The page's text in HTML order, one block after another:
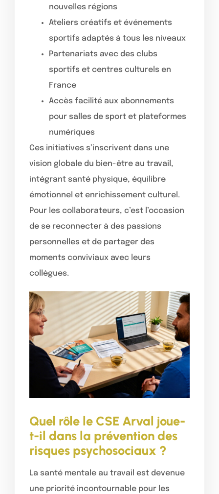
nouvelles régions
Ateliers créatifs et événements
sportifs adaptés à tous les niveaux
Partenariats avec des clubs
sportifs et centres culturels en
France
Accès facilité aux abonnements
pour salles de sport et plateformes
numériques
Ces initiatives s’inscrivent dans une
vision globale du bien-être au travail,
intégrant santé physique, équilibre
émotionnel et enrichissement culturel.
Pour les collaborateurs, c’est l’occasion
de se reconnecter à des passions
personnelles et de partager des
moments conviviaux avec leurs
collègues.
Quel rôle le CSE Arval joue-
t-il dans la prévention des
risques psychosociaux ?
La santé mentale au travail est devenue
une priorité incontournable pour les